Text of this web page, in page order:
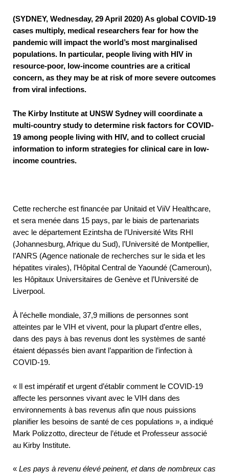
(SYDNEY, Wednesday, 29 April 2020) As global COVID-19
cases multiply, medical researchers fear for how the
pandemic will impact the world’s most marginalised
populations. In particular, people living with HIV in
resource-poor, low-income countries are a critical
concern, as they may be at risk of more severe outcomes
from viral infections.
The Kirby Institute at UNSW Sydney will coordinate a
multi-country study to determine risk factors for COVID-
19 among people living with HIV, and to collect crucial
information to inform strategies for clinical care in low-
income countries.
Cette recherche est financée par Unitaid et ViiV Healthcare,
et sera menée dans 15 pays, par le biais de partenariats
avec le département Ezintsha de l’Université Wits RHI
(Johannesburg, Afrique du Sud), l’Université de Montpellier,
l’ANRS (Agence nationale de recherches sur le sida et les
hépatites virales), l’Hôpital Central de Yaoundé (Cameroun),
les Hôpitaux Universitaires de Genève et l’Université de
Liverpool.
À l’échelle mondiale, 37,9 millions de personnes sont
atteintes par le VIH et vivent, pour la plupart d’entre elles,
dans des pays à bas revenus dont les systèmes de santé
étaient dépassés bien avant l’apparition de l’infection à
COVID-19.
« Il est impératif et urgent d’établir comment le COVID-19
affecte les personnes vivant avec le VIH dans des
environnements à bas revenus afin que nous puissions
planifier les besoins de santé de ces populations », a indiqué
Mark Polizzotto, directeur de l’étude et Professeur associé
au Kirby Institute.
« Les pays à revenu élevé peinent, et dans de nombreux cas